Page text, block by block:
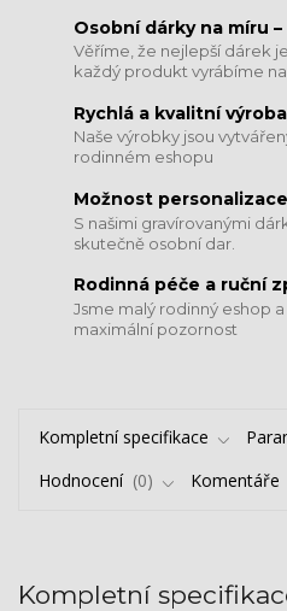
​​​​​​​Osobní dárky na míru
Věříme, že nejlepší dárek
každý produkt vyrábíme
Rychlá a kvalitní výroba
Naše výrobky jsou
rodinném eshopu
Možnost personalizace
S našimi gravírovanými
skutečně osobní dar.
​​​​​​​Rodinná péče a ruční
Jsme malý rodinný eshop
maximální pozornost
Kompletní specifikace
Hodnocení
0 Komentáře
Kompletní